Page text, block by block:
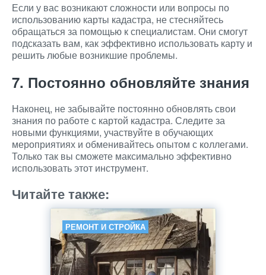
Если у вас возникают сложности или вопросы по
использованию карты кадастра, не стесняйтесь
обращаться за помощью к специалистам. Они смогут
подсказать вам, как эффективно использовать карту и
решить любые возникшие проблемы.
7. Постоянно обновляйте знания
Наконец, не забывайте постоянно обновлять свои
знания по работе с картой кадастра. Следите за
новыми функциями, участвуйте в обучающих
мероприятиях и обменивайтесь опытом с коллегами.
Только так вы сможете максимально эффективно
использовать этот инструмент.
Читайте также:
РЕМОНТ И СТРОЙКА